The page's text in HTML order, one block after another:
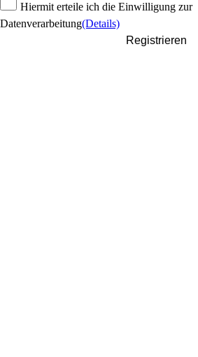
Hiermit erteile ich die Einwilligung zur
Datenverarbeitung(Details)
Registrieren